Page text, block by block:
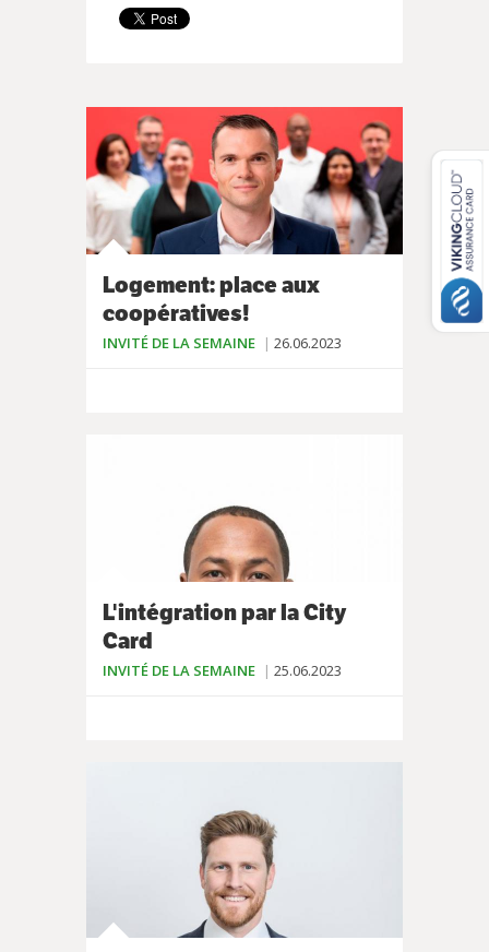
Logement: place aux
coopératives!
INVITÉ DE LA SEMAINE 26.06.2023
L'intégration par la City
Card
INVITÉ DE LA SEMAINE 25.06.2023